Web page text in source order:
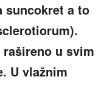
suncokret a to
u svim
U vlažnim